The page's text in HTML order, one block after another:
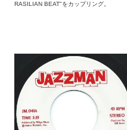
RASILIAN BEAT"をカップリング。